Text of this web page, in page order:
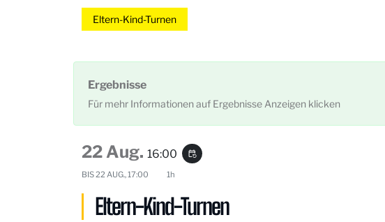
Eltern-Kind-Turnen
Ergebnisse
Für mehr Informationen auf Ergebnisse Anzeigen klicken
22 Aug. 16:00 event_repeat
BIS22 AUG., 17:00 1h
Eltern-Kind-Turnen